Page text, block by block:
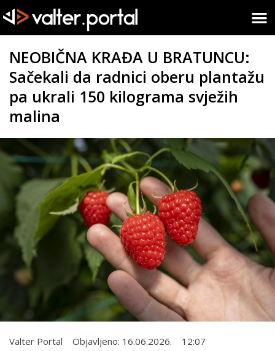
NEOBIČNA KRAĐA U BRATUNCU:
Sačekali da radnici oberu plantažu
pa ukrali 150 kilograma svježih
malina
Valter Portal Objavljeno: 16.06.2026. 12:07